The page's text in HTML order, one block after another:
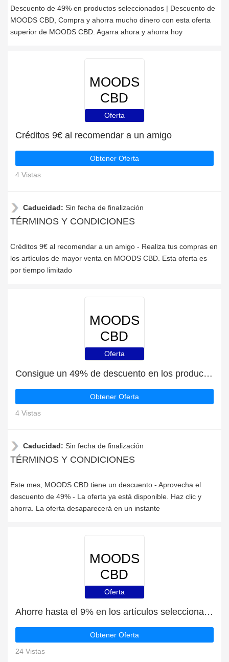
Descuento de 49% en productos seleccionados | Descuento de
MOODS CBD, Compra y ahorra mucho dinero con esta oferta
superior de MOODS CBD. Agarra ahora y ahorra hoy
MOODS
CBD
Oferta
Créditos 9€ al recomendar a un amigo
Obtener Oferta
4 Vistas
Caducidad: Sin fecha de finalización
TÉRMINOS Y CONDICIONES
Créditos 9€ al recomendar a un amigo - Realiza tus compras en
los artículos de mayor venta en MOODS CBD. Esta oferta es
por tiempo limitado
MOODS
CBD
Oferta
Consigue un 49% de descuento en los productos de MOODS CBD | caduca pronto
Obtener Oferta
4 Vistas
Caducidad: Sin fecha de finalización
TÉRMINOS Y CONDICIONES
Este mes, MOODS CBD tiene un descuento - Aprovecha el
descuento de 49% - La oferta ya está disponible. Haz clic y
ahorra. La oferta desaparecerá en un instante
MOODS
CBD
Oferta
Ahorre hasta el 9% en los artículos seleccionados | fin en breve
Obtener Oferta
24 Vistas